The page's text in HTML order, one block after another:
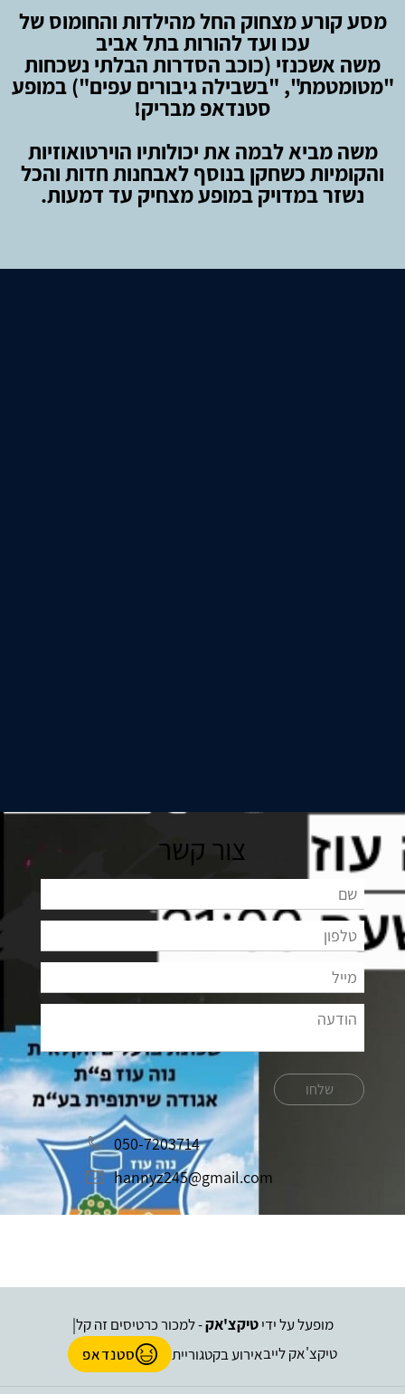
מסע קורע מצחוק החל מהילדות והחומוס של
עכו ועד להורות בתל אביב
משה אשכנזי (כוכב הסדרות הבלתי נשכחות
"מטומטמת", "בשבילה גיבורים עפים") במופע
סטנדאפ מבריק!
משה מביא לבמה את יכולותיו הוירטואוזיות
והקומיות כשחקן בנוסף לאבחנות חדות והכל
נשזר במדויק במופע מצחיק עד דמעות.
צור קשר
שלחו
050-7203714
hannyz245@gmail.com
מופעל על ידיטיקצ'אק- למכור כרטיסים זה קל|
טיקצ'אק לייבאירוע בקטגוריית סטנדאפ